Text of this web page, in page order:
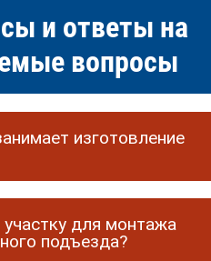
и ответы на
вопросы
изготовление
для монтажа
подъезда?